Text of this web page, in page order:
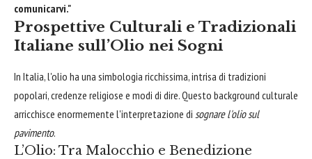
comunicarvi."
Prospettive Culturali e Tradizionali
Italiane sull’Olio nei Sogni
In Italia, l'olio ha una simbologia ricchissima, intrisa di tradizioni
popolari, credenze religiose e modi di dire. Questo background culturale
arricchisce enormemente l'interpretazione di sognare l'olio sul
pavimento.
L’Olio: Tra Malocchio e Benedizione